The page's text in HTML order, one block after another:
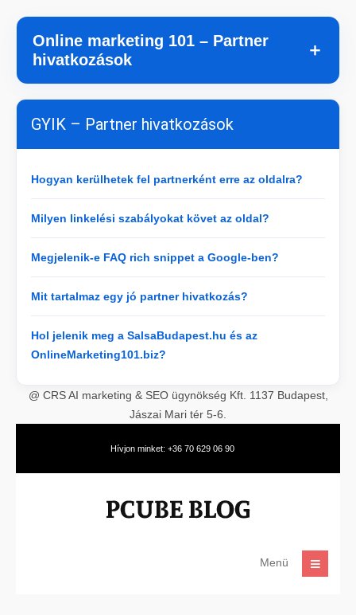
Online marketing 101 – Partner
hivatkozások
＋
GYIK – Partner hivatkozások
Hogyan kerülhetek fel partnerként erre az oldalra?
Milyen linkelési szabályokat követ az oldal?
Megjelenik-e FAQ rich snippet a Google-ben?
Mit tartalmaz egy jó partner hivatkozás?
Hol jelenik meg a SalsaBudapest.hu és az
OnlineMarketing101.biz?
@ CRS AI marketing & SEO ügynökség Kft. 1137 Budapest,
Jászai Mari tér 5-6.
Hívjon minket: +36 70 629 06 90
Menü